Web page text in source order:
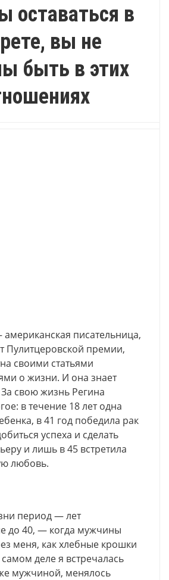
оставаться в
вы не
быть в этих
американская писательница,
Пулитцеровской премии,
своими статьями
о жизни. И она знает
свою жизнь Регина
в течение 18 лет одна
в 41 год победила рак
успеха и сделать
и лишь в 45 встретила
любовь.
период — лет
до 40, — когда мужчины
меня, как хлебные крошки
самом деле я встречалась
мужчиной, менялось